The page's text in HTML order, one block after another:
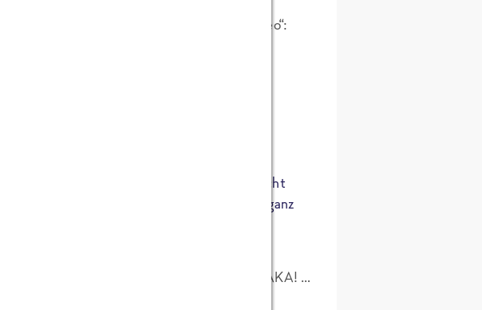
der „Fanta 4″ bzw. dem von „Esemudeo“:
geliehen werden:
Sonnenschein. Auch wenn wir uns heut’ nicht
muss sein, dann kommt das Glück von ganz
Stress muss sein.“
mal Danke für die Unterstützung! CHAKA! …